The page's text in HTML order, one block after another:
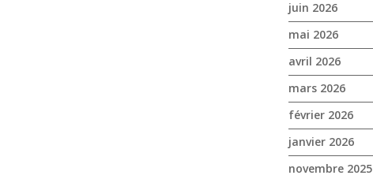
juin 2026
mai 2026
avril 2026
mars 2026
février 2026
janvier 2026
novembre 2025